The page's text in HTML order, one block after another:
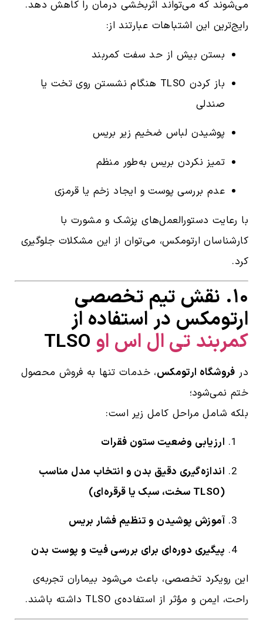
می‌شوند که می‌تواند اثربخشی درمان را کاهش دهد.
رایج‌ترین این اشتباهات عبارتند از:
بستن بیش از حد سفت کمربند
باز کردن TLSO هنگام نشستن روی تخت یا
صندلی
پوشیدن لباس ضخیم زیر بریس
تمیز نکردن بریس به‌طور منظم
عدم بررسی پوست و ایجاد زخم یا قرمزی
با رعایت دستورالعمل‌های پزشک و مشورت با
کارشناسان ارتومکس، می‌توان از این مشکلات جلوگیری
کرد.
۱۰. نقش تیم تخصصی
ارتومکس در استفاده از
کمربند تی ال اس او TLSO
در فروشگاه ارتومکس، خدمات تنها به فروش محصول
ختم نمی‌شود؛
بلکه شامل مراحل کامل زیر است:
ارزیابی وضعیت ستون فقرات
اندازه‌گیری دقیق بدن و انتخاب مدل مناسب
(TLSO سخت، سبک یا قرقره‌ای)
آموزش پوشیدن و تنظیم فشار بریس
پیگیری دوره‌ای برای بررسی فیت و پوست بدن
این رویکرد تخصصی، باعث می‌شود بیماران تجربه‌ی
راحت، ایمن و مؤثر از استفاده‌ی TLSO داشته باشند.